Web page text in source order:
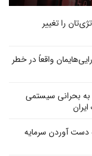
را تغییر
واقعاً در خطر
به بحرانی سیستمی
دست آوردن سرمایه